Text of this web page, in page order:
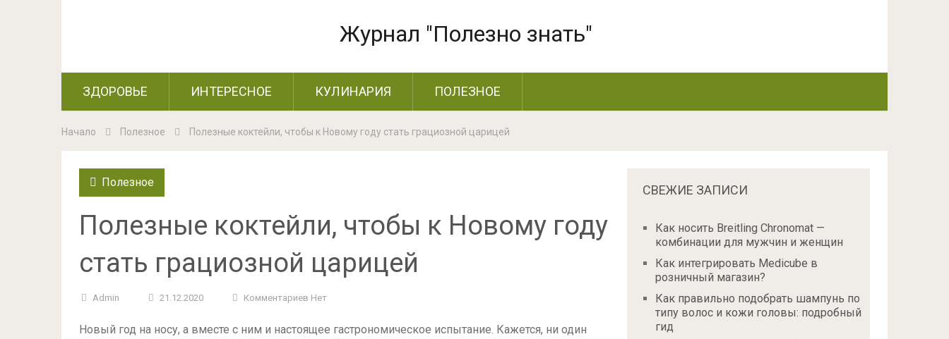
Журнал "Полезно знать"
ЗДОРОВЬЕ ИНТЕРЕСНОЕ КУЛИНАРИЯ ПОЛЕЗНОЕ
Начало Полезное Полезные коктейли, чтобы к Новому году стать грациозной царицей
Полезное
Полезные коктейли, чтобы к Новому году
стать грациозной царицей
Admin 21.12.2020 Комментариев Нет
Новый год на носу, а вместе с ним и настоящее гастрономическое испытание. Кажется, ни один
СВЕЖИЕ ЗАПИСИ
Как носить Breitling Chronomat —
комбинации для мужчин и женщин
Как интегрировать Medicube в
розничный магазин?
Как правильно подобрать шампунь по
типу волос и кожи головы: подробный
гид